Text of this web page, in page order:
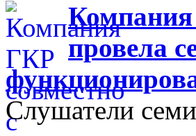
провела
Слушатели